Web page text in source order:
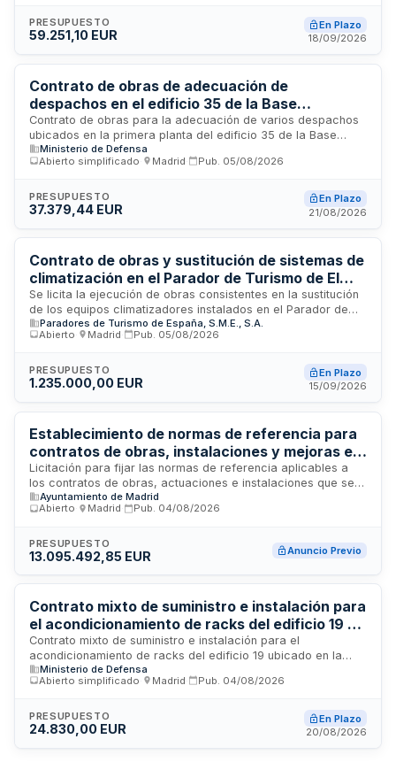
simplificado y se rige por las disposiciones de la Ley de
Contratos del Sector Público. La administración contratante
de la Dirección General de Servicios e Inspección.
PRESUPUESTO
59.251,10 EUR
En Plazo
18/09/2026
Contrato de obras de adecuación de
despachos en el edificio 35 de la Base
Retamares
Contrato de obras para la adecuación de varios despachos
ubicados en la primera planta del edificio 35 de la Base
Retamares, promovido por la Jefatura de Seguridad y
Servicios de Retamares. El proyecto contempla la
de personal y secciones, así como la implementación de
ventilación natural en todas las estancias destinadas a
mantenimiento según la normativa aplicable.
Ministerio de Defensa
Abierto simplificado
Madrid Pub. 05/08/2026
PRESUPUESTO
37.379,44 EUR
En Plazo
21/08/2026
Contrato de obras y sustitución de sistemas de
climatización en el Parador de Turismo de El
Saler en Valencia
Se licita la ejecución de obras consistentes en la sustitución
de los equipos climatizadores instalados en el Parador de
Turismo de El Saler, ubicado en Valencia. El contrato tiene
carácter privado y se rige por las condiciones establecidas
normativa interna de Paradores de Turismo de España. Los
adjudicatarios deberán acreditar solvencia económica,
similares realizados en los últimos años.
Paradores de Turismo de España, S.M.E., S.A.
Abierto
Madrid Pub. 05/08/2026
PRESUPUESTO
1.235.000,00 EUR
En Plazo
15/09/2026
Establecimiento de normas de referencia para
contratos de obras, instalaciones y mejoras en
edificios e instalaciones municipales del
Distrito de Moratalaz
Licitación para fijar las normas de referencia aplicables a
los contratos de obras, actuaciones e instalaciones que se
adjudiquen en edificios municipales, polideportivos e
instalaciones deportivas del Distrito de Moratalaz en Madrid.
edificaciones municipales (excluidos colegios públicos y
escuelas infantiles), espacios libres de parcelas, vías
definición normativa para establecer criterios comunes de
calidad, ejecución y referencias técnicas aplicables a
futuros contratos de construcción y mejora de
infraestructuras municipales.
Ayuntamiento de Madrid
Abierto
Madrid Pub. 04/08/2026
PRESUPUESTO
13.095.492,85 EUR Anuncio Previo
Contrato mixto de suministro e instalación para
el acondicionamiento de racks del edificio 19 en
la Base EMAD-Retamares del Ministerio de
Defensa
Contrato mixto de suministro e instalación para el
acondicionamiento de racks del edificio 19 ubicado en la
Base EMAD-Retamares de Pozuelo de Alarcón, Madrid. El
Ministerio de Defensa, a través de la Jefatura de Seguridad
control de acceso (controladoras, lectores y cerraderos)
junto con su instalación física en racks, tendido de cableado,
Ministerio de Defensa
Abierto simplificado
Madrid Pub. 04/08/2026
PRESUPUESTO
24.830,00 EUR
En Plazo
20/08/2026